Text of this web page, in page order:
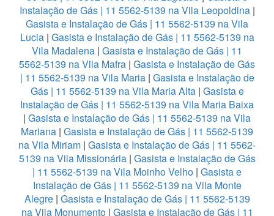
Instalação de Gás | 11 5562-5139 na Vila Leopoldina|
Gasista e Instalação de Gás | 11 5562-5139 na Vila
Lucia| Gasista e Instalação de Gás | 11 5562-5139 na
Vila Madalena | Gasista e Instalação de Gás | 11
5562-5139 na Vila Mafra | Gasista e Instalação de Gás
| 11 5562-5139 na Vila Maria| Gasista e Instalação de
Gás | 11 5562-5139 na Vila Maria Alta| Gasista e
Instalação de Gás | 11 5562-5139 na Vila Maria Baixa
| Gasista e Instalação de Gás | 11 5562-5139 na Vila
Mariana | Gasista e Instalação de Gás | 11 5562-5139
na Vila Miriam | Gasista e Instalação de Gás | 11 5562-
5139 na Vila Missionária| Gasista e Instalação de Gás
| 11 5562-5139 na Vila Moinho Velho | Gasista e
Instalação de Gás | 11 5562-5139 na Vila Monte
Alegre| Gasista e Instalação de Gás | 11 5562-5139
na Vila Monumento| Gasista e Instalação de Gás | 11